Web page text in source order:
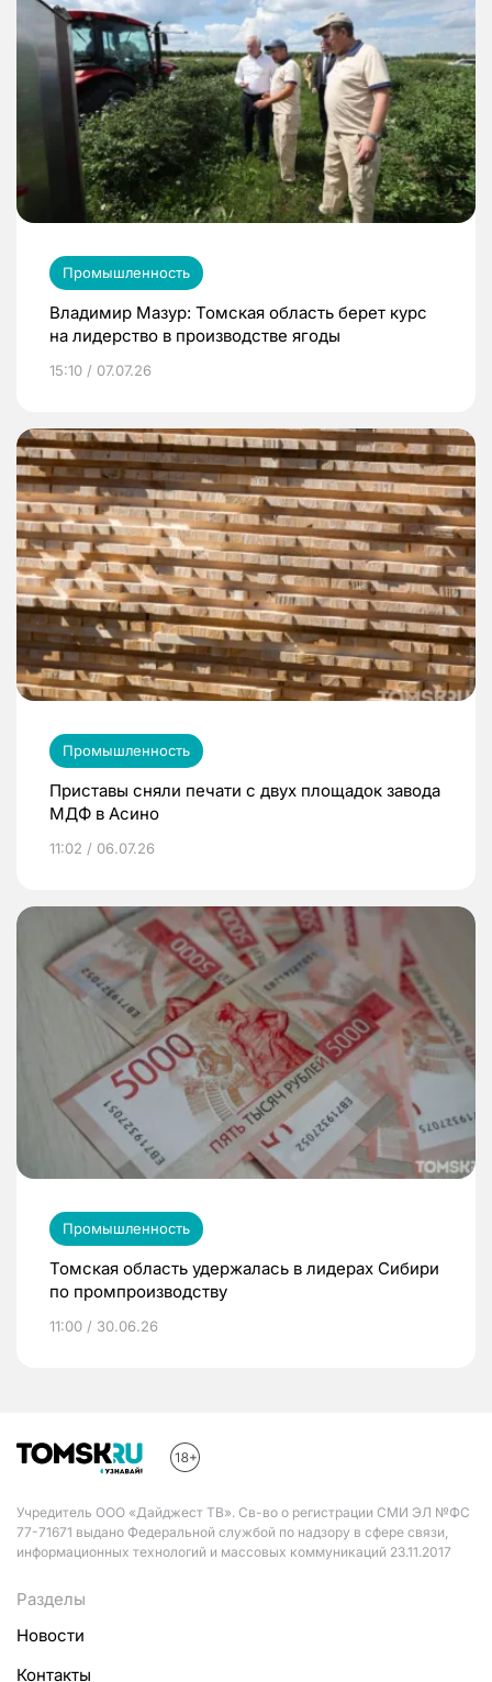
Промышленность
Владимир Мазур: Томская область берет курс
на лидерство в производстве ягоды
15:10 / 07.07.26
Промышленность
Приставы сняли печати с двух площадок завода
МДФ в Асино
11:02 / 06.07.26
Промышленность
Томская область удержалась в лидерах Сибири
по промпроизводству
11:00 / 30.06.26
Учредитель ООО «Дайджест ТВ». Св-во о регистрации СМИ ЭЛ №ФС
77-71671 выдано Федеральной службой по надзору в сфере связи,
информационных технологий и массовых коммуникаций 23.11.2017
Разделы
Новости
Контакты